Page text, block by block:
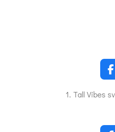
F
a
c
o
1. Tall Vibes